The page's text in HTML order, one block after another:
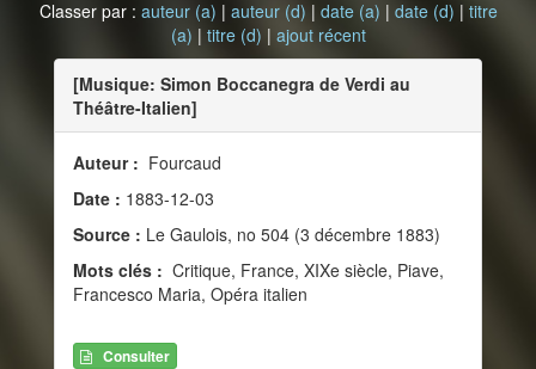
Classer par : auteur (a) | auteur (d) | date (a) | date (d) | titre
(a) | titre (d) | ajout récent
[Musique: Simon Boccanegra de Verdi au
Théâtre-Italien]
Auteur : Fourcaud
Date : 1883-12-03
Source : Le Gaulois, no 504 (3 décembre 1883)
Mots clés : Critique, France, XIXe siècle, Piave,
Francesco Maria, Opéra italien
Consulter